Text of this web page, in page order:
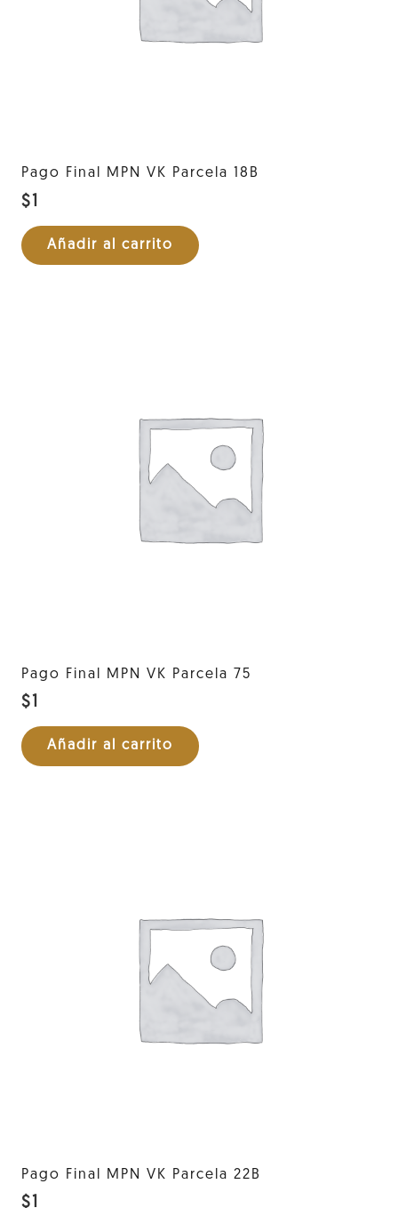
Pago Final MPN VK Parcela 18B
$1
Añadir al carrito
Pago Final MPN VK Parcela 75
$1
Añadir al carrito
Pago Final MPN VK Parcela 22B
$ 1